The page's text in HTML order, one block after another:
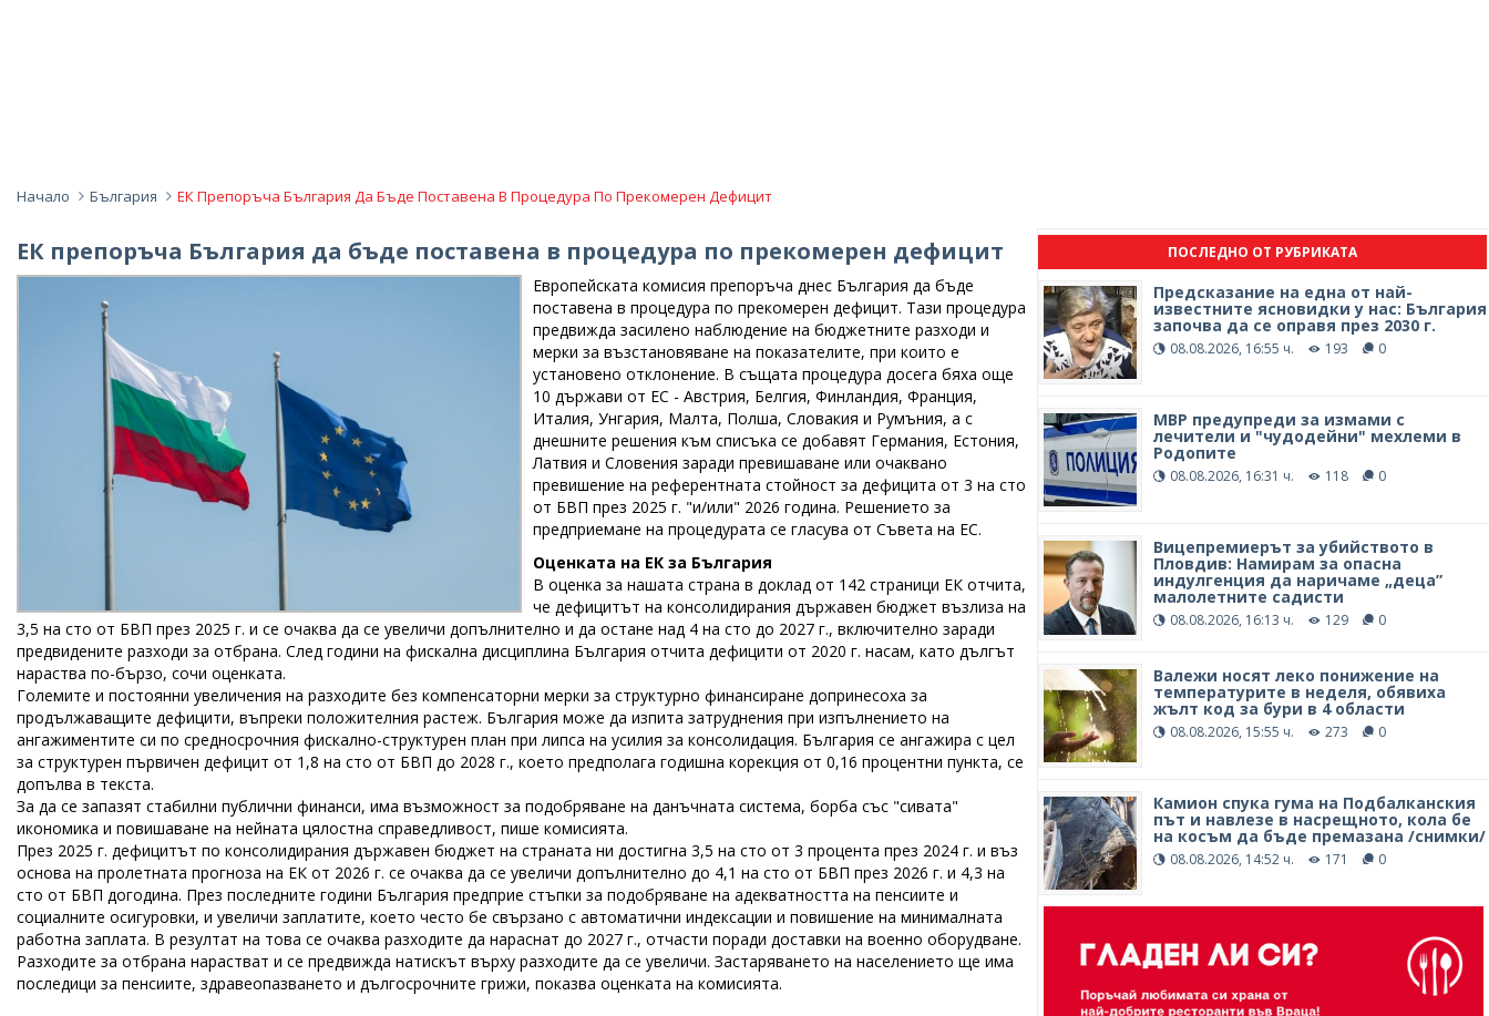
Начало България ЕК Препоръча България Да Бъде Поставена В Процедура По Прекомерен Дефицит
ЕК препоръча България да бъде поставена в процедура по прекомерен дефицит
Европейската комисия препоръча днес България да бъде
поставена в процедура по прекомерен дефицит. Тази процедура
предвижда засилено наблюдение на бюджетните разходи и
мерки за възстановяване на показателите, при които е
установено отклонение. В същата процедура досега бяха още
10 държави от ЕС - Австрия, Белгия, Финландия, Франция,
Италия, Унгария, Малта, Полша, Словакия и Румъния, а с
днешните решения към списъка се добавят Германия, Естония,
Латвия и Словения заради превишаване или очаквано
превишение на референтната стойност за дефицита от 3 на сто
от БВП през 2025 г. "и/или" 2026 година. Решението за
предприемане на процедурата се гласува от Съвета на ЕС.
Оценката на ЕК за България
В оценка за нашата страна в доклад от 142 страници ЕК отчита,
че дефицитът на консолидирания държавен бюджет възлиза на
3,5 на сто от БВП през 2025 г. и се очаква да се увеличи допълнително и да остане над 4 на сто до 2027 г., включително заради
предвидените разходи за отбрана. След години на фискална дисциплина България отчита дефицити от 2020 г. насам, като дългът
нараства по-бързо, сочи оценката.
Големите и постоянни увеличения на разходите без компенсаторни мерки за структурно финансиране допринесоха за
продължаващите дефицити, въпреки положителния растеж. България може да изпита затруднения при изпълнението на
ангажиментите си по средносрочния фискално-структурен план при липса на усилия за консолидация. България се ангажира с цел
за структурен първичен дефицит от 1,8 на сто от БВП до 2028 г., което предполага годишна корекция от 0,16 процентни пункта, се
допълва в текста.
За да се запазят стабилни публични финанси, има възможност за подобряване на данъчната система, борба със "сивата"
икономика и повишаване на нейната цялостна справедливост, пише комисията.
През 2025 г. дефицитът по консолидирания държавен бюджет на страната ни достигна 3,5 на сто от 3 процента през 2024 г. и въз
основа на пролетната прогноза на ЕК от 2026 г. се очаква да се увеличи допълнително до 4,1 на сто от БВП през 2026 г. и 4,3 на
сто от БВП догодина. През последните години България предприе стъпки за подобряване на адекватността на пенсиите и
социалните осигуровки, и увеличи заплатите, което често бе свързано с автоматични индексации и повишение на минималната
работна заплата. В резултат на това се очаква разходите да нараснат до 2027 г., отчасти поради доставки на военно оборудване.
Разходите за отбрана нарастват и се предвижда натискът върху разходите да се увеличи. Застаряването на населението ще има
последици за пенсиите, здравеопазването и дългосрочните грижи, показва оценката на комисията.
ПОСЛЕДНО ОТ РУБРИКАТА
Предсказание на една от най-
известните ясновидки у нас: България
започва да се оправя през 2030 г.
08.08.2026, 16:55 ч. 193 0
МВР предупреди за измами с
лечители и "чудодейни" мехлеми в
Родопите
08.08.2026, 16:31 ч. 118 0
Вицепремиерът за убийството в
Пловдив: Намирам за опасна
индулгенция да наричаме „деца”
малолетните садисти
08.08.2026, 16:13 ч. 129 0
Валежи носят леко понижение на
температурите в неделя, обявиха
жълт код за бури в 4 области
08.08.2026, 15:55 ч. 273 0
Камион спука гума на Подбалканския
път и навлезе в насрещното, кола бе
на косъм да бъде премазана /снимки/
08.08.2026, 14:52 ч. 171 0